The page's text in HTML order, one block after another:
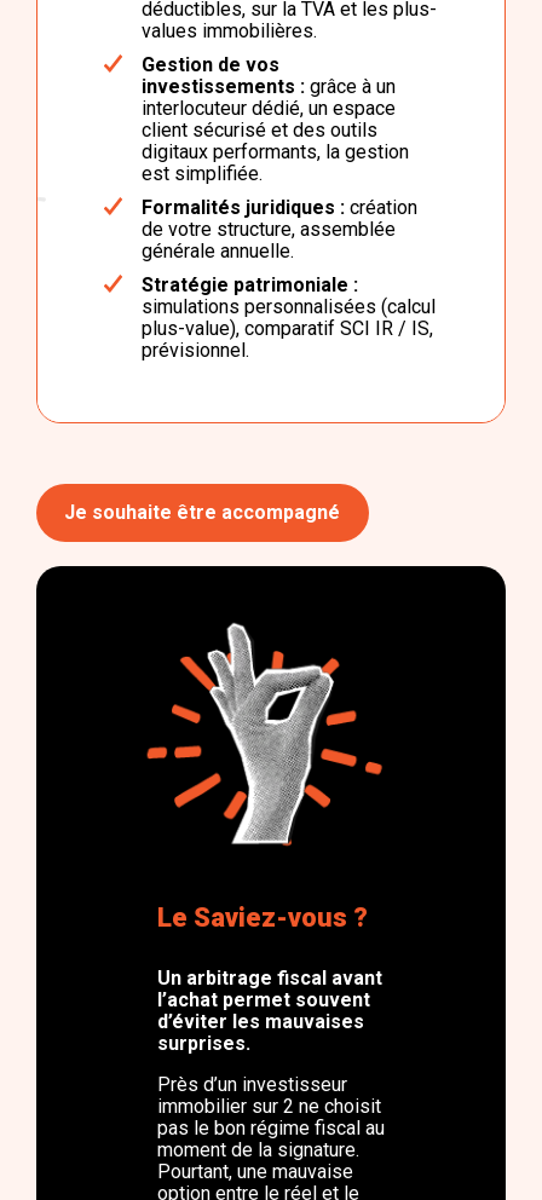
déductibles, sur la TVA et les plus-
values immobilières.
Gestion de vos
investissements : grâce à un
interlocuteur dédié, un espace
client sécurisé et des outils
digitaux performants, la gestion
est simplifiée.
Formalités juridiques : création
de votre structure, assemblée
générale annuelle.
Stratégie patrimoniale :
simulations personnalisées (calcul
plus-value), comparatif SCI IR / IS,
prévisionnel.
Je souhaite être accompagné
Le Saviez-vous ?
Un arbitrage fiscal avant
l’achat permet souvent
d’éviter les mauvaises
surprises.
Près d’un investisseur
immobilier sur 2 ne choisit
pas le bon régime fiscal au
moment de la signature.
Pourtant, une mauvaise
option entre le réel et le